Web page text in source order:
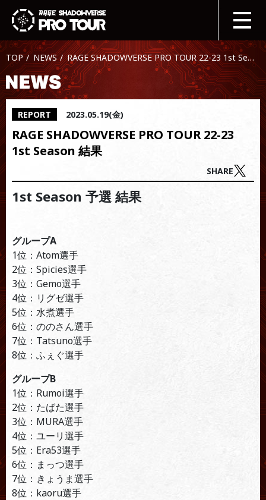
TOP / NEWS / RAGE SHADOWVERSE PRO TOUR 22-23 1st Season 結果
REPORT 2023.05.19(金)
RAGE SHADOWVERSE PRO TOUR 22-23
1st Season 結果
SHARE
1st Season 予選 結果
グループA
1位：Atom選手
2位：Spicies選手
3位：Gemo選手
4位：リグゼ選手
5位：水煮選手
6位：ののさん選手
7位：Tatsuno選手
8位：ふぇぐ選手
グループB
1位：Rumoi選手
2位：たばた選手
3位：MURA選手
4位：ユーリ選手
5位：Era53選手
6位：まっつ選手
7位：きょうま選手
8位：kaoru選手